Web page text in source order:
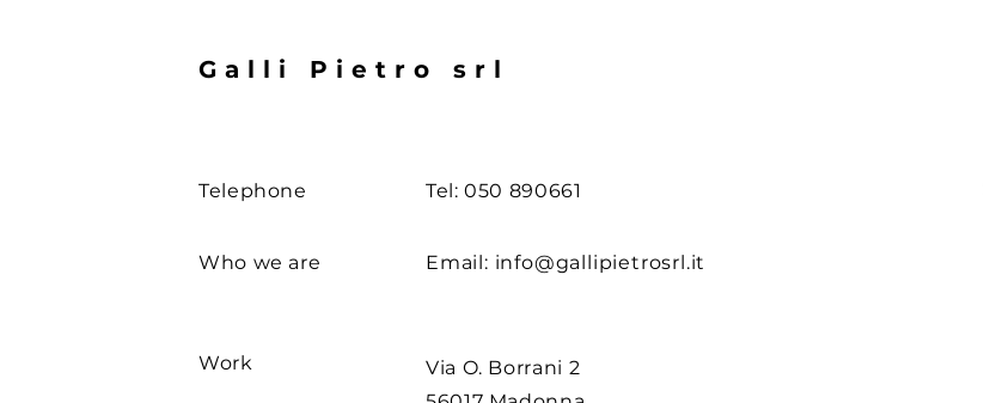
Galli Pietro srl
Telephone Tel: 050 890661
Who we are Email: info@gallipietrosrl.it
Work
Via O. Borrani 2